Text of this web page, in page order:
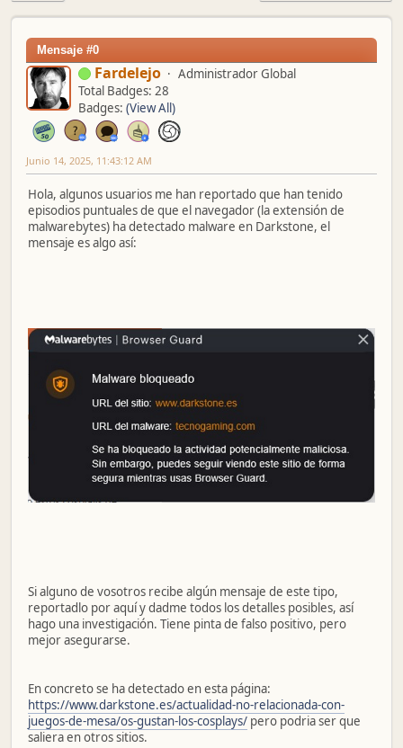
Mensaje #0
Fardelejo
Administrador Global
Total Badges: 28
Badges: (View All)
Junio 14, 2025, 11:43:12 AM
Hola, algunos usuarios me han reportado que han tenido
episodios puntuales de que el navegador (la extensión de
malwarebytes) ha detectado malware en Darkstone, el
mensaje es algo así:
Si alguno de vosotros recibe algún mensaje de este tipo,
reportadlo por aquí y dadme todos los detalles posibles, así
hago una investigación. Tiene pinta de falso positivo, pero
mejor asegurarse.
En concreto se ha detectado en esta página:
https://www.darkstone.es/actualidad-no-relacionada-con-
juegos-de-mesa/os-gustan-los-cosplays/ pero podria ser que
saliera en otros sitios.